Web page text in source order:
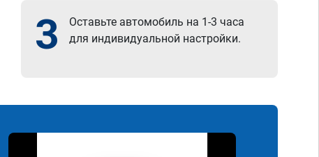
3
Оставьте автомобиль на 1-3 часа
для индивидуальной настройки.